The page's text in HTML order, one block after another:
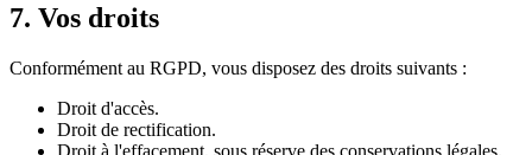
7. Vos droits
Conformément au RGPD, vous disposez des droits suivants :
Droit d'accès.
Droit de rectification.
Droit à l'effacement, sous réserve des conservations légales.